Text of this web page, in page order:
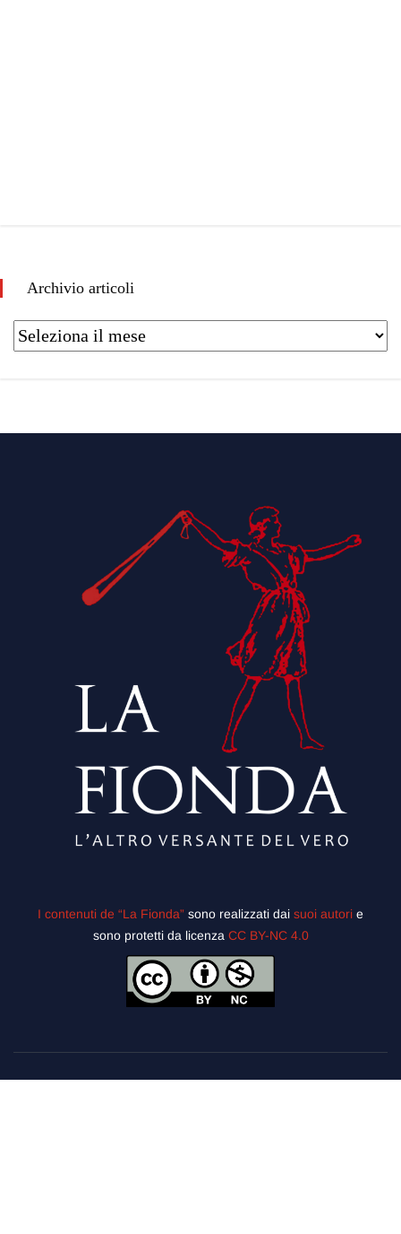
Archivio articoli
I contenuti de “La Fionda” sono realizzati dai suoi autori e
sono protetti da licenza CC BY-NC 4.0